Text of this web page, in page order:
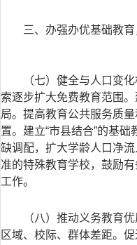
三、办强办优基础教
（七）健全与人口变
索逐步扩大免费教育范围
局。提高教育公共服务质
置。建立“市县结合”的基
缺调配，扩大学龄人口净
准的特殊教育学校，鼓励
工作。
（八）推动义务教育
区域、校际、群体差距。